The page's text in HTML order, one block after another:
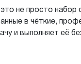
не просто
в чёткие,
и выполняет её